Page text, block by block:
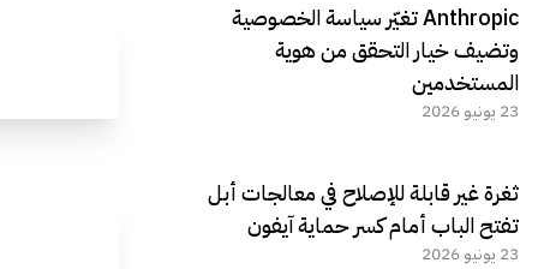
Anthropic تغيّر سياسة الخصوصية
وتضيف خيار التحقق من هوية
المستخدمين
23 يونيو 2026
ثغرة غير قابلة للإصلاح في معالجات أبل
تفتح الباب أمام كسر حماية آيفون
23 يونيو 2026